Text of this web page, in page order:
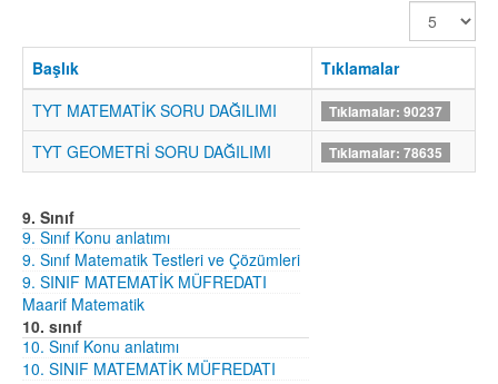
Sayısı
Başlık
Tıklamalar
TYT MATEMATİK SORU DAĞILIMI
Tıklamalar: 90237
TYT GEOMETRİ SORU DAĞILIMI Tıklamalar: 78635
9. Sınıf
9. Sınıf Konu anlatımı
9. Sınıf Matematik Testleri ve Çözümleri
9. SINIF MATEMATİK MÜFREDATI
Maarif Matematik
10. sınıf
10. Sınıf Konu anlatımı
10. SINIF MATEMATİK MÜFREDATI